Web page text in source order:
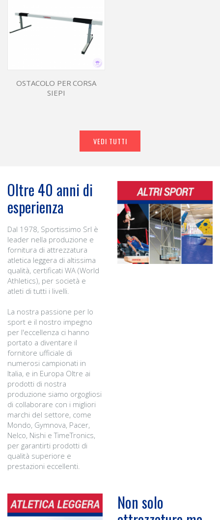
OSTACOLO PER CORSA
SIEPI
VEDI TUTTI
Oltre 40 anni di
esperienza
Dal 1978, Sportissimo Srl è
leader nella produzione e
fornitura di attrezzatura
atletica leggera di altissima
qualità, certificati WA (World
Athletics), per società e
atleti di tutti i livelli.
La nostra passione per lo
sport e il nostro impegno
per l'eccellenza ci hanno
portato a diventare il
fornitore ufficiale di
numerosi campionati in
Italia, e in Europa Oltre ai
prodotti di nostra
produzione siamo orgogliosi
di collaborare con i migliori
marchi del settore, come
Mondo, Gymnova, Pacer,
Nelco, Nishi e TimeTronics,
per garantirti prodotti di
qualità superiore e
prestazioni eccellenti.
Non solo